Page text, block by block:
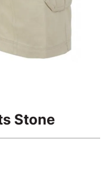
Stone